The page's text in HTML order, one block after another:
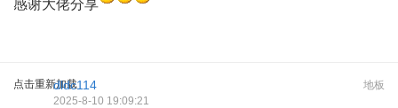
感谢大佬分享
点击重新加载 地板
dldc114
2025-8-10 19:09:21